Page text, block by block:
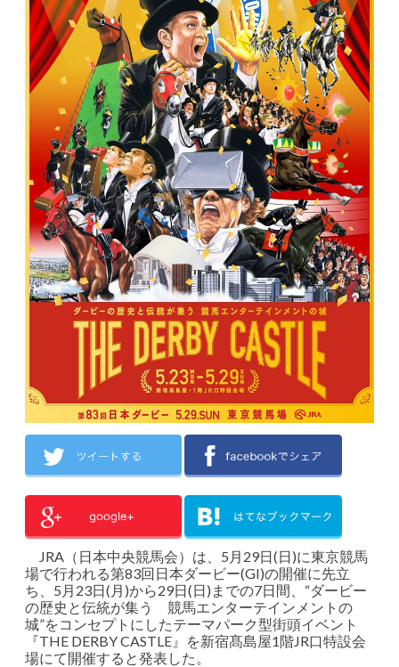
JRA（日本中央競馬会）は、5月29日(日)に東京競馬
場で行われる第83回日本ダービー(GI)の開催に先立
ち、5月23日(月)から29日(日)までの7日間、“ダービー
の歴史と伝統が集う 競馬エンターテインメントの
城”をコンセプトにしたテーマパーク型街頭イベント
『THE DERBY CASTLE』を新宿髙島屋1階JR口特設会
場にて開催すると発表した。